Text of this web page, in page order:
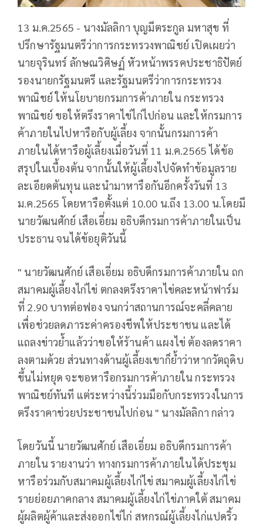
13 ม.ค.2565 - นางมัลลิกา บุญมีตระกูล มหาสุข ที่
ปรึกษารัฐมนตรีว่าการกระทรวงพาณิชย์ เปิดเผยว่า
นายจุรินทร์ ลักษณวิศิษฏ์ หัวหน้าพรรคประชาธิปัตย์
รองนายกรัฐมนตรี และรัฐมนตรีว่าการกระทรวง
พาณิชย์ ให้นโยบายกรมการค้าภายใน กระทรวง
พาณิชย์ ขอให้ตรึงราคาไข่ไก่ไปก่อน และให้กรมการ
ค้าภายในไปหารือกับผู้เลี้ยง จากนั้นกรมการค้า
ภายในได้หารือผู้เลี้ยงเมื่อวันที่ 11 ม.ค.2565 ได้ข้อ
สรุปในเบื้องต้น จากนั้นให้ผู้เลี้ยงไปจัดทำข้อมูลราย
ละเอียดต้นทุน และนำมาหารือกันอีกครั้งวันที่ 13
ม.ค.2565 โดยหารือตั้งแต่ 10.00 น.ถึง 13.00 น.โดยมี
นายวัฒนศักย์ เสือเอี่ยม อธิบดีกรมการค้าภายในเป็น
ประธาน จนได้ข้อยุติวันนี้
" นายวัฒนศักย์ เสือเอี่ยม อธิบดีกรมการค้าภายใน ถก
สมาคมผู้เลี้ยงไก่ไข่ ตกลงตรึงราคาไข่คละหน้าฟาร์ม
ที่ 2.90 บาทต่อฟอง จนกว่าสถานการณ์จะคลี่คลาย
เพื่อช่วยลดภาระค่าครองชีพให้ประชาชน และได้
แถลงข่าวย้ำแล้วว่าขอให้ร้านค้า แผงไข่ ต้องลดราคา
ลงตามด้วย ส่วนทางด้านผู้เลี้ยงเขาก็ย้ำว่าหากวัตถุดิบ
ขึ้นไม่หยุด จะขอหารือกรมการค้าภายใน กระทรวง
พาณิชย์ทันที แต่ระหว่างนี้ร่วมมือกับกระทรวงในการ
ตรึงราคาช่วยประชาชนไปก่อน " นางมัลลิกา กล่าว
โดยวันนี้ นายวัฒนศักย์ เสือเอี่ยม อธิบดีกรมการค้า
ภายใน รายงานว่า ทางกรมการค้าภายในได้ประชุม
หารือร่วมกับสมาคมผู้เลี้ยงไก่ไข่ สมาคมผู้เลี้ยงไก่ไข่
รายย่อยภาคกลาง สมาคมผู้เลี้ยงไก่ไข่ภาคใต้ สมาคม
ผู้ผลิตผู้ค้าและส่งออกไข่ไก่ สหกรณ์ผู้เลี้ยงไก่แปดริ้ว